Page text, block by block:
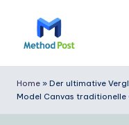
e
t
Home » Der ultimative
Model Canvas